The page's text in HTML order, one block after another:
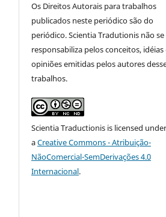
Os Direitos Autorais para trabalhos
publicados neste periódico são do
periódico. Scientia Tradutionis não se
responsabiliza pelos conceitos, idéias
opiniões emitidas pelos autores
trabalhos.
Scientia Traductionis is licensed
aCreative Commons - Atribuição-
NãoComercial-SemDerivações 4.0
Internacional.